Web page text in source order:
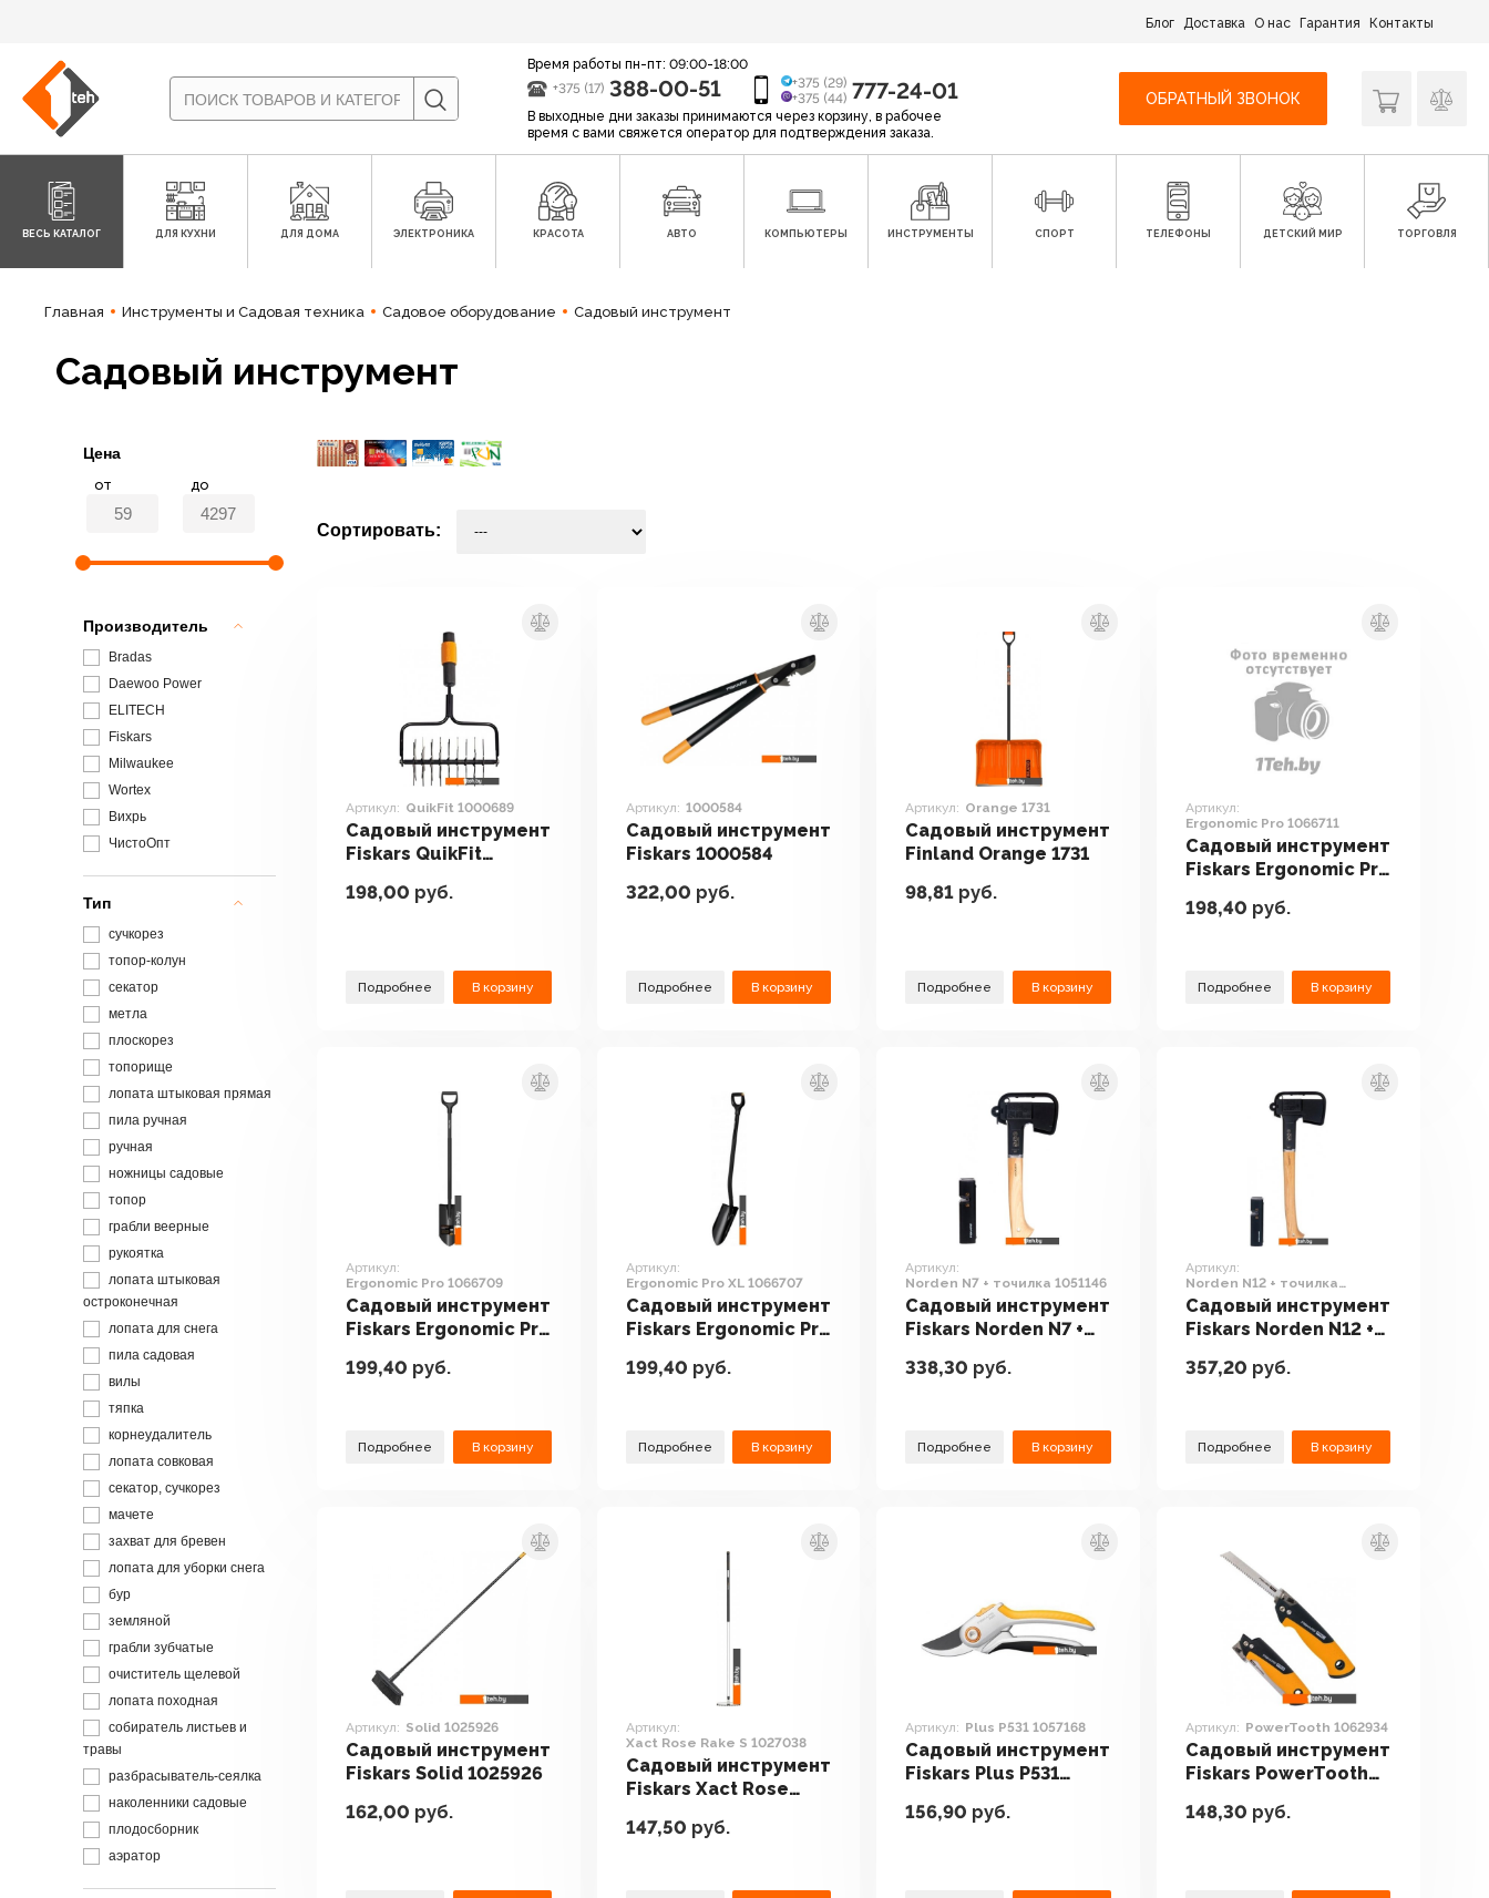
Блог Доставка О нас Гарантия Контакты
Время работы пн-пт: 09:00-18:00
+375 (17) 388-00-51
+375 (29)
+375 (44) 777-24-01
В выходные дни заказы принимаются через корзину, в рабочее
время с вами свяжется оператор для подтверждения заказа.
ОБРАТНЫЙ ЗВОНОК
ВЕСЬ КАТАЛОГ ДЛЯ КУХНИ ДЛЯ ДОМА ЭЛЕКТРОНИКА КРАСОТА АВТО КОМПЬЮТЕРЫ ИНСТРУМЕНТЫ СПОРТ ТЕЛЕФОНЫ ДЕТСКИЙ МИР ТОРГОВЛЯ
Главная Инструменты и Садовая техника Садовое оборудование Садовый инструмент
Садовый инструмент
Цена
от до
Производитель
Bradas
Daewoo Power
ELITECH
Fiskars
Milwaukee
Wortex
Вихрь
ЧистоОпт
Тип
сучкорез
топор-колун
секатор
метла
плоскорез
топорище
лопата штыковая прямая
пила ручная
ручная
ножницы садовые
топор
грабли веерные
рукоятка
лопата штыковая
остроконечная
лопата для снега
пила садовая
вилы
тяпка
корнеудалитель
лопата совковая
секатор, сучкорез
мачете
захват для бревен
лопата для уборки снега
бур
земляной
грабли зубчатые
очиститель щелевой
лопата походная
собиратель листьев и
травы
разбрасыватель-сеялка
наколенники садовые
плодосборник
аэратор
Сортировать:
Артикул: QuikFit 1000689
Садовый инструмент
Fiskars QuikFit
198,00 руб.
Подробнее В корзину
Артикул: 1000584
Садовый инструмент
Fiskars 1000584
322,00 руб.
Подробнее В корзину
Артикул: Orange 1731
Садовый инструмент
Finland Orange 1731
98,81 руб.
Подробнее В корзину
Артикул:
Ergonomic Pro 1066711
Садовый инструмент
Fiskars Ergonomic Pro
198,40 руб.
Подробнее В корзину
Артикул:
Ergonomic Pro 1066709
Садовый инструмент
Fiskars Ergonomic Pro
199,40 руб.
Подробнее В корзину
Артикул:
Ergonomic Pro XL 1066707
Садовый инструмент
Fiskars Ergonomic Pro
199,40 руб.
Подробнее В корзину
Артикул:
Norden N7 + точилка 1051146
Садовый инструмент
Fiskars Norden N7 +
338,30 руб.
Подробнее В корзину
Артикул:
Norden N12 + точилка
1052277
Садовый инструмент
Fiskars Norden N12 +
357,20 руб.
Подробнее В корзину
Артикул: Solid 1025926
Садовый инструмент
Fiskars Solid 1025926
162,00 руб.
Артикул:
Xact Rose Rake S 1027038
Садовый инструмент
Fiskars Xact Rose
147,50 руб.
Артикул: Plus P531 1057168
Садовый инструмент
Fiskars Plus P531
156,90 руб.
Артикул: PowerTooth 1062934
Садовый инструмент
Fiskars PowerTooth
148,30 руб.